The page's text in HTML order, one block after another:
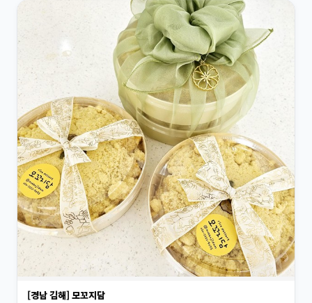
[경남 김해] 모꼬지담